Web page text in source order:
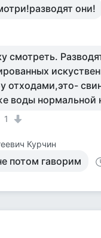
они!
смотреть.
отходами,это-
воды нормальной
1
Курчин
потом гаворим